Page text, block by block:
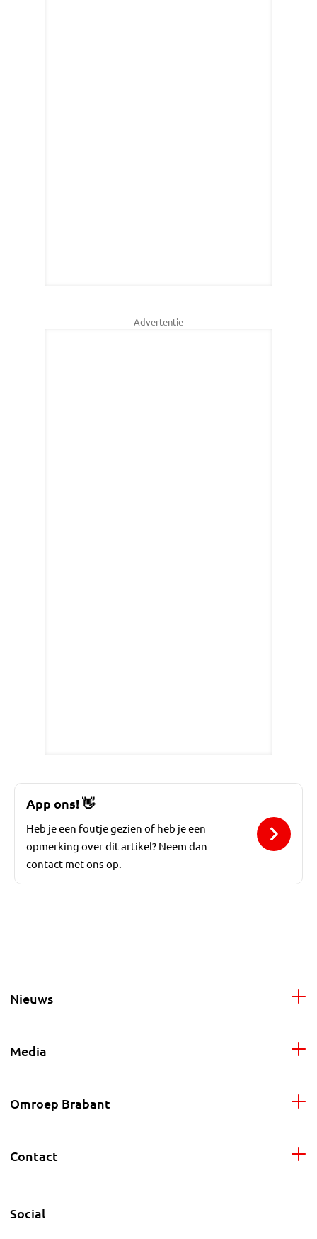
Advertentie
App ons!👋
Heb je een foutje gezien of heb je een
opmerking over dit artikel? Neem dan
contact met ons op.
Nieuws
Media
Omroep Brabant
Contact
Social